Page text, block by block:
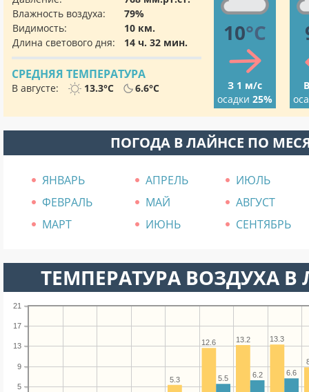
Влажность воздуха:
79%
Видимость:
10 км.
Длина светового дня:
14 ч. 32 мин.
СРЕДНЯЯ ТЕМПЕРАТУРА
В августе: 13.3°C 6.6°C
10°C
З 1 м/с
осадки 25%
ПОГОДА В ЛАЙНСЕ ПО
ЯНВАРЬ АПРЕЛЬ
ИЮЛЬ
ФЕВРАЛЬ
МАЙ
АВГУСТ
МАРТ
ИЮНЬ СЕНТЯБРЬ
ТЕМПЕРАТУРА ВОЗДУХА В
5
9
13
17
21
13.3
13.2
12.6
5.3
6.6
6.2
5.5